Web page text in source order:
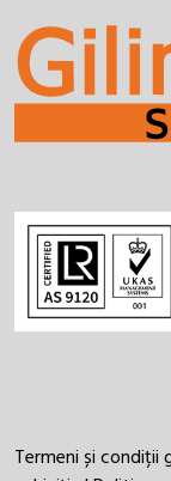
Termeni și condiții